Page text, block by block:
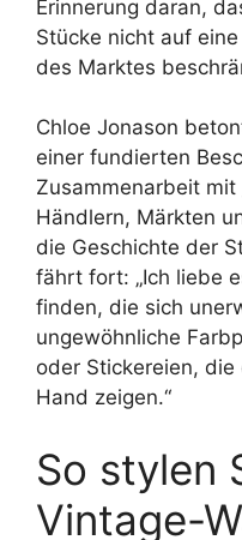
Erinnerung daran,
Stücke nicht auf
des Marktes
Chloe Jonason
einer fundierten
Zusammenarbeit
Händlern, Märkten
die Geschichte der
fährt fort: „Ich liebe
finden, die sich
ungewöhnliche
oder Stickereien,
Hand zeigen.“
So stylen
Vintage-